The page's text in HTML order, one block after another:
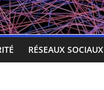
RÉSEAUX SOCIAUX